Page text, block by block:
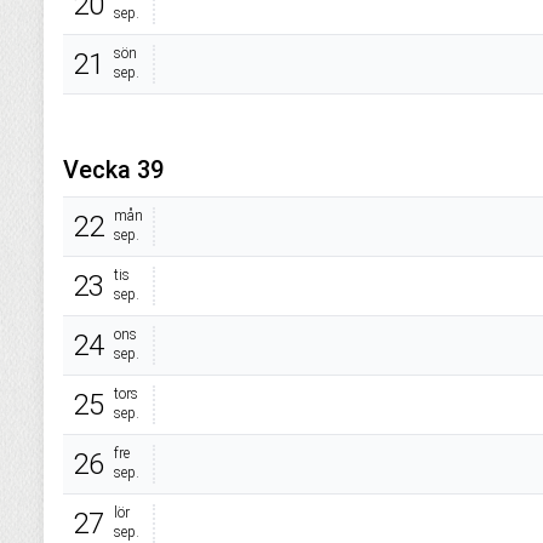
sep.
21
sön
sep.
Vecka 39
22
mån
sep.
23
tis
sep.
24 ons
sep.
25
tors
sep.
26
fre
sep.
27
lör
sep.